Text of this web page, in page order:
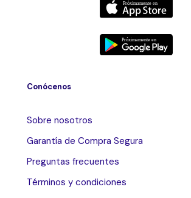
Conócenos
Sobre nosotros
Garantía de Compra Segura
Preguntas frecuentes
Términos y condiciones